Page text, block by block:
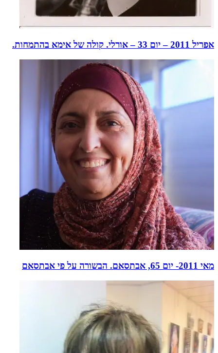
אפריל 2011 – יום 33 – אורלי. קולה של אימא בהתמחות.
מאי 2011- יום 65, אבתסאם. הבשורה על פי אבתסאם